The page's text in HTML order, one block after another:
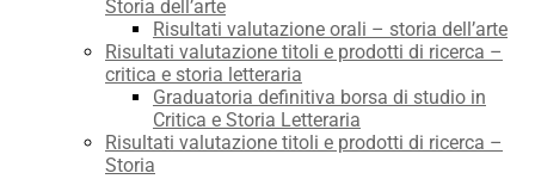
Storia dell’arte
Risultati valutazione orali – storia dell’arte
Risultati valutazione titoli e prodotti di ricerca –
critica e storia letteraria
Graduatoria definitiva borsa di studio in
Critica e Storia Letteraria
Risultati valutazione titoli e prodotti di ricerca –
Storia